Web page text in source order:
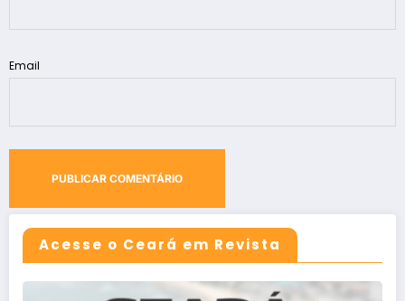
Email
Acesse o Ceará em Revista